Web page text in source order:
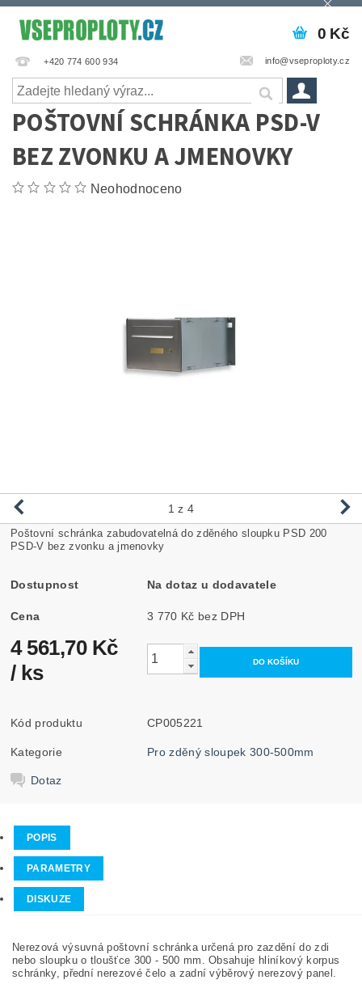
+420 774 600 934 info@vseproploty.cz
0 Kč
POŠTOVNÍ SCHRÁNKA PSD-V
BEZ ZVONKU A JMENOVKY
Neohodnoceno
1 z 4
Poštovní schránka zabudovatelná do zděného sloupku PSD 200
PSD-V bez zvonku a jmenovky
Dostupnost Na dotaz u dodavatele
Cena 3 770 Kč bez DPH
4 561,70 Kč
/ ks
Kód produktu CP005221
Kategorie Pro zděný sloupek 300-500mm
Dotaz
POPIS
PARAMETRY
DISKUZE
Nerezová výsuvná poštovní schránka určená pro zazdění do zdi
nebo sloupku o tloušťce 300 - 500 mm. Obsahuje hliníkový korpus
schránky, přední nerezové čelo a zadní výběrový nerezový panel.